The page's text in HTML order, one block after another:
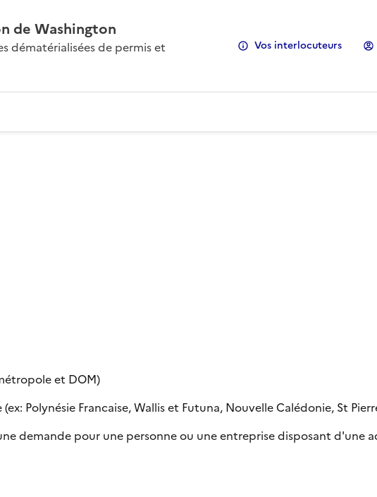
de Washington
dématérialisées de permis et
Vos interlocuteurs
et DOM)
Polynésie Francaise, Wallis et Futuna, Nouvelle Calédonie, St
demande pour une personne ou une entreprise disposant d'une